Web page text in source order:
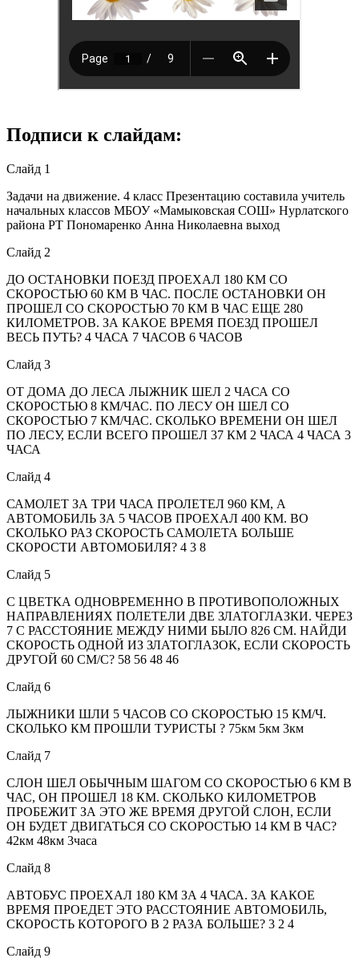
Подписи к слайдам:
Слайд 1
Задачи на движение. 4 класс Презентацию составила учитель
начальных классов МБОУ «Мамыковская СОШ» Нурлатского
района РТ Пономаренко Анна Николаевна выход
Слайд 2
ДО ОСТАНОВКИ ПОЕЗД ПРОЕХАЛ 180 КМ СО
СКОРОСТЬЮ 60 КМ В ЧАС. ПОСЛЕ ОСТАНОВКИ ОН
ПРОШЕЛ СО СКОРОСТЬЮ 70 КМ В ЧАС ЕЩЕ 280
КИЛОМЕТРОВ. ЗА КАКОЕ ВРЕМЯ ПОЕЗД ПРОШЕЛ
ВЕСЬ ПУТЬ? 4 ЧАСА 7 ЧАСОВ 6 ЧАСОВ
Слайд 3
ОТ ДОМА ДО ЛЕСА ЛЫЖНИК ШЕЛ 2 ЧАСА СО
СКОРОСТЬЮ 8 КМ/ЧАС. ПО ЛЕСУ ОН ШЕЛ СО
СКОРОСТЬЮ 7 КМ/ЧАС. СКОЛЬКО ВРЕМЕНИ ОН ШЕЛ
ПО ЛЕСУ, ЕСЛИ ВСЕГО ПРОШЕЛ 37 КМ 2 ЧАСА 4 ЧАСА 3
ЧАСА
Слайд 4
САМОЛЕТ ЗА ТРИ ЧАСА ПРОЛЕТЕЛ 960 КМ, А
АВТОМОБИЛЬ ЗА 5 ЧАСОВ ПРОЕХАЛ 400 КМ. ВО
СКОЛЬКО РАЗ СКОРОСТЬ САМОЛЕТА БОЛЬШЕ
СКОРОСТИ АВТОМОБИЛЯ? 4 3 8
Слайд 5
С ЦВЕТКА ОДНОВРЕМЕННО В ПРОТИВОПОЛОЖНЫХ
НАПРАВЛЕНИЯХ ПОЛЕТЕЛИ ДВЕ ЗЛАТОГЛАЗКИ. ЧЕРЕЗ
7 С РАССТОЯНИЕ МЕЖДУ НИМИ БЫЛО 826 СМ. НАЙДИ
СКОРОСТЬ ОДНОЙ ИЗ ЗЛАТОГЛАЗОК, ЕСЛИ СКОРОСТЬ
ДРУГОЙ 60 СМ/С? 58 56 48 46
Слайд 6
ЛЫЖНИКИ ШЛИ 5 ЧАСОВ СО СКОРОСТЬЮ 15 КМ/Ч.
СКОЛЬКО КМ ПРОШЛИ ТУРИСТЫ ? 75км 5км 3км
Слайд 7
СЛОН ШЕЛ ОБЫЧНЫМ ШАГОМ СО СКОРОСТЬЮ 6 КМ В
ЧАС, ОН ПРОШЕЛ 18 КМ. СКОЛЬКО КИЛОМЕТРОВ
ПРОБЕЖИТ ЗА ЭТО ЖЕ ВРЕМЯ ДРУГОЙ СЛОН, ЕСЛИ
ОН БУДЕТ ДВИГАТЬСЯ СО СКОРОСТЬЮ 14 КМ В ЧАС?
42км 48км 3часа
Слайд 8
АВТОБУС ПРОЕХАЛ 180 КМ ЗА 4 ЧАСА. ЗА КАКОЕ
ВРЕМЯ ПРОЕДЕТ ЭТО РАССТОЯНИЕ АВТОМОБИЛЬ,
СКОРОСТЬ КОТОРОГО В 2 РАЗА БОЛЬШЕ? 3 2 4
Слайд 9